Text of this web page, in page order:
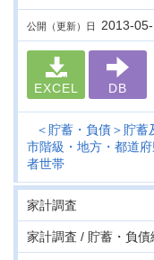
公開（更新）日 2013-
EXCEL DB
＜貯蓄・負債＞貯
市階級・地方・都道
者世帯
家計調査
家計調査 / 貯蓄・負